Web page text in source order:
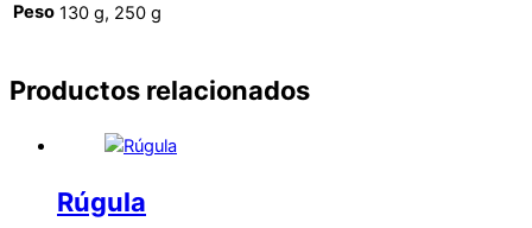
Peso 130 g, 250 g
Productos relacionados
Rúgula